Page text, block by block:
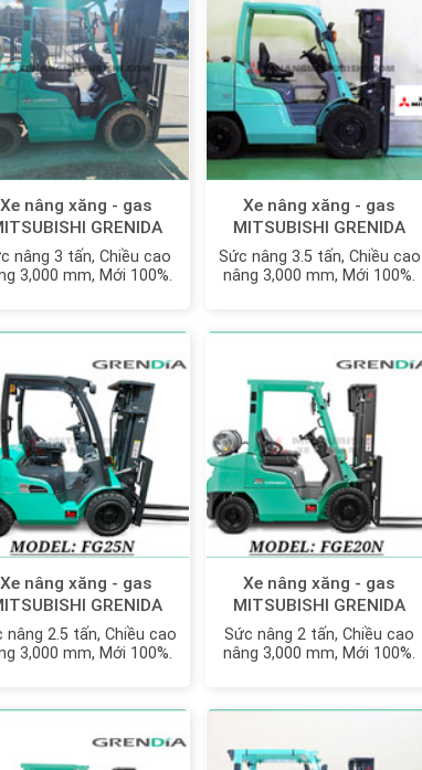
Xe nâng xăng - gas
GRENIDA
FGE30N MỚI 100%
nâng 3 tấn, Chiều cao
3,000 mm, Mới 100%.
Xe nâng xăng - gas
MITSUBISHI GRENIDA
FG35N MỚI 100%
Sức nâng 3.5 tấn, Chiều cao
nâng 3,000 mm, Mới 100%.
Xe nâng xăng - gas
GRENIDA
| FGE25ZN MỚI
100%
nâng 2.5 tấn, Chiều cao
3,000 mm, Mới 100%.
Xe nâng xăng - gas
MITSUBISHI GRENIDA
FGE20CN | FGE20N |
FGE20ZN MỚI 100%
Sức nâng 2 tấn, Chiều cao
nâng 3,000 mm, Mới 100%.